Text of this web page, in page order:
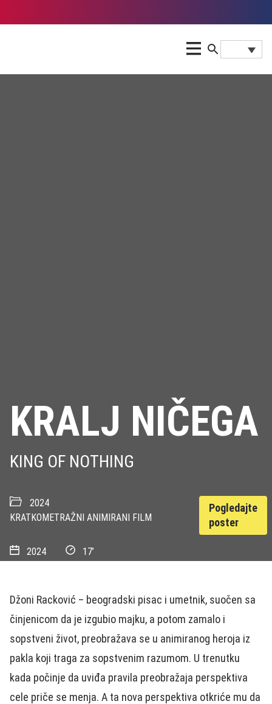
KRALJ NIČEGA
KING OF NOTHING
2024
KRATKOMETRAŽNI ANIMIRANI FILM
2024 17’
Pogledajte
poster
Džoni Racković – beogradski pisac i umetnik, suočen sa
činjenicom da je izgubio majku, a potom zamalo i
sopstveni život, preobražava se u animiranog heroja iz
pakla koji traga za sopstvenim razumom. U trenutku
kada počinje da uviđa pravila preobražaja perspektiva
cele priče se menja. A ta nova perspektiva otkriće mu da